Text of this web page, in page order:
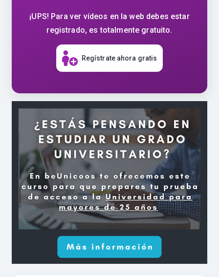
¡UPS! Para ver vídeos en la web debes estar
registrado, es totalmente gratuito.
Regístrate ahora gratis